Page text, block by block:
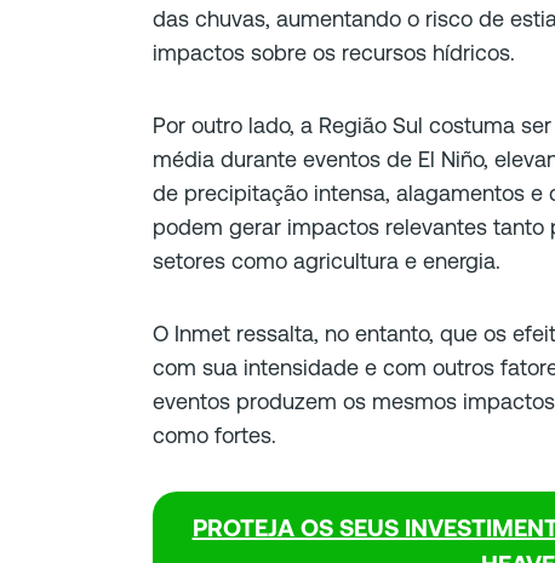
das chuvas, aumentando o risco de
impactos sobre os recursos hídricos.
Por outro lado, a Região Sul costuma
média durante eventos de El Niño,
de precipitação intensa, alagamentos e
podem gerar impactos relevantes
setores como agricultura e energia.
O Inmet ressalta, no entanto, que os
com sua intensidade e com outros
eventos produzem os mesmos
como fortes.
PROTEJA OS SEUS